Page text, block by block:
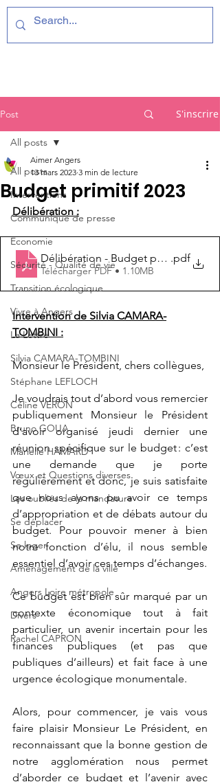
Post S'inscrire
All posts
Interventions
Communiqué de presse
Economie
Sécurité - Qualité de vie
Transition écologique
Vivre à Angers
La Lettre
Silvia CAMARA-TOMBINI
Stéphane LEFLOCH
Céline VERON
Bruno GOUA
Marielle HAMARD
Vœux et Questions diverses
Les oubliés de la mandature
Se déplacer
Se loger
Aménagement de la ville
Angers Loire métropole
Divers
Rachel CAPRON
All posts
Budget primitif 2023
Aimer Angers
13 mars 2023 3 min de lecture
Délibération :
Délibération - Budget primitif 2023
.pdf
Télécharger PDF • 1.10MB
Intervention de Silvia CAMARA-
TOMBINI :
Monsieur le Président, chers collègues,
Je voudrais tout d’abord vous remercier
publiquement Monsieur le Président
d’avoir organisé jeudi dernier une
réunion spécifique sur le budget : c’est
une demande que je porte
régulièrement et donc, je suis satisfaite
que nous ayons pu avoir ce temps
d’appropriation et de débats autour du
budget. Pour pouvoir mener à bien
notre fonction d’élu, il nous semble
Ce budget est bien sûr marqué par un
contexte économique tout à fait
particulier, un avenir incertain pour les
finances publiques (et pas que
publiques d’ailleurs) et fait face à une
urgence écologique monumentale.
Alors, pour commencer, je vais vous
faire plaisir Monsieur Le Président, en
reconnaissant que la bonne gestion de
notre agglomération nous permet
d’aborder ce budget et l’avenir avec